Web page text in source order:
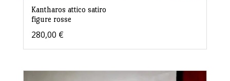
Kantharos attico satiro
figure rosse
280,00 €